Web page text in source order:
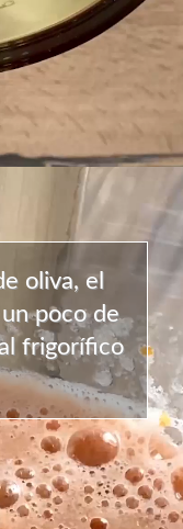
oliva, el
poco de
frigorífico